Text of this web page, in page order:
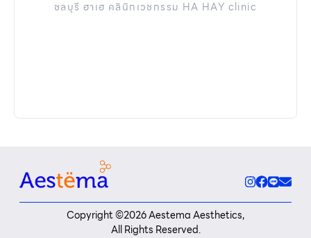
ชลบุรี ฮาเฮ คลินิกเวชกรรม HA HAY clinic
Copyright ©2026Aestema Aesthetics,
All Rights Reserved.